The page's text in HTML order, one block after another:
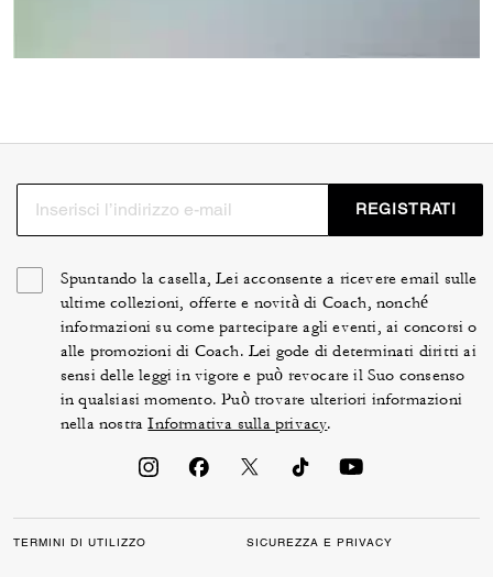
REGISTRATI
Spuntando la casella, Lei acconsente a ricevere email sulle
ultime collezioni, offerte e novità di Coach, nonché
informazioni su come partecipare agli eventi, ai concorsi o
alle promozioni di Coach. Lei gode di determinati diritti ai
sensi delle leggi in vigore e può revocare il Suo consenso
in qualsiasi momento. Può trovare ulteriori informazioni
nella nostraInformativa sulla privacy.
TERMINI DI UTILIZZO SICUREZZA E PRIVACY